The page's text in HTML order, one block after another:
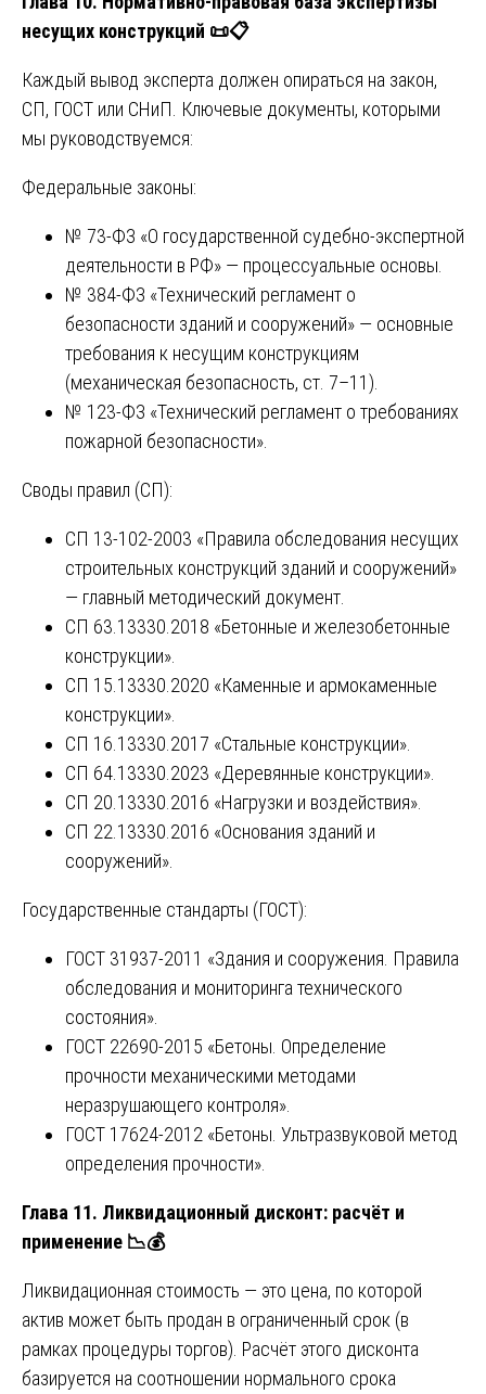
несущих конструкций 📜📋
Каждый вывод эксперта должен опираться на закон,
СП, ГОСТ или СНиП. Ключевые документы, которыми
мы руководствуемся:
Федеральные законы:
№ 73-ФЗ «О государственной судебно-экспертной
деятельности в РФ» — процессуальные основы.
№ 384-ФЗ «Технический регламент о
безопасности зданий и сооружений» — основные
требования к несущим конструкциям
(механическая безопасность, ст. 7–11).
№ 123-ФЗ «Технический регламент о требованиях
пожарной безопасности».
Своды правил (СП):
СП 13-102-2003 «Правила обследования несущих
строительных конструкций зданий и сооружений»
— главный методический документ.
СП 63.13330.2018 «Бетонные и железобетонные
конструкции».
СП 15.13330.2020 «Каменные и армокаменные
конструкции».
СП 16.13330.2017 «Стальные конструкции».
СП 64.13330.2023 «Деревянные конструкции».
СП 20.13330.2016 «Нагрузки и воздействия».
СП 22.13330.2016 «Основания зданий и
сооружений».
Государственные стандарты (ГОСТ):
ГОСТ 31937-2011 «Здания и сооружения. Правила
обследования и мониторинга технического
состояния».
ГОСТ 22690-2015 «Бетоны. Определение
прочности механическими методами
неразрушающего контроля».
ГОСТ 17624-2012 «Бетоны. Ультразвуковой метод
определения прочности».
Глава 11. Ликвидационный дисконт: расчёт и
применение 📉💰
Ликвидационная стоимость — это цена, по которой
актив может быть продан в ограниченный срок (в
рамках процедуры торгов). Расчёт этого дисконта
базируется на соотношении нормального срока